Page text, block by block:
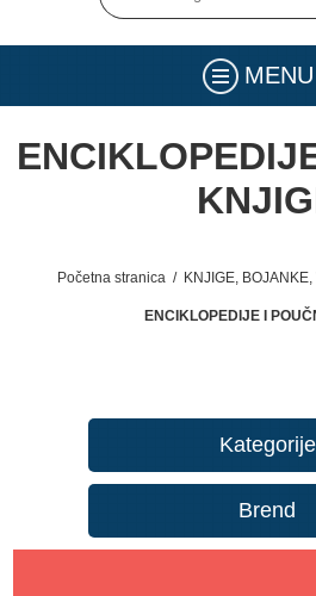
MENU
Početna stranica / KNJIGE,
ENCIKLOPEDIJE I
Kategorije
Brend